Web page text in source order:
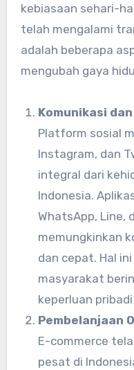
kebiasaan sehari-
telah mengalami
adalah beberapa
mengubah gaya
Komunikasi
Platform sosial
Instagram, dan
integral dari
Indonesia.
WhatsApp, Line,
memungkinkan
dan cepat. Hal
masyarakat
keperluan
Pembelanjaan
E-commerce
pesat di